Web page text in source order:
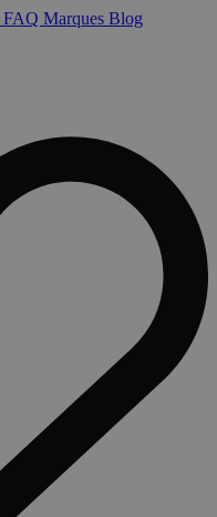
FAQ Marques Blog